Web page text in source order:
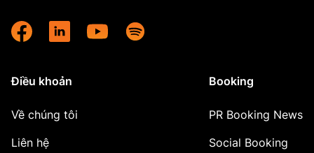
Điều khoản
Về chúng tôi
Liên hệ
Booking
PR Booking News
Social Booking